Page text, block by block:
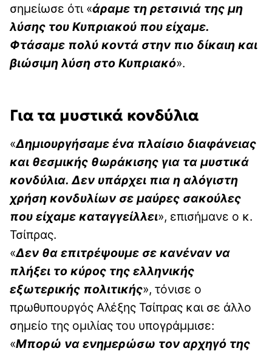
σημείωσε ότι «άραμε τη ρετσινιά της μη
λύσης του Κυπριακού που είχαμε.
Φτάσαμε πολύ κοντά στην πιο δίκαιη και
βιώσιμη λύση στο Κυπριακό».
Για τα μυστικά κονδύλια
«Δημιουργήσαμε ένα πλαίσιο διαφάνειας
και θεσμικής θωράκισης για τα μυστικά
κονδύλια. Δεν υπάρχει πια η αλόγιστη
χρήση κονδυλίων σε μαύρες σακούλες
που είχαμε καταγγείλλει», επισήμανε ο κ.
Τσίπρας.
«Δεν θα επιτρέψουμε σε κανέναν να
πλήξει το κύρος της ελληνικής
εξωτερικής πολιτικής», τόνισε ο
πρωθυπουργός Αλέξης Τσίπρας και σε άλλο
σημείο της ομιλίας του υπογράμμισε:
«Μπορώ να ενημερώσω τον αρχηγό της